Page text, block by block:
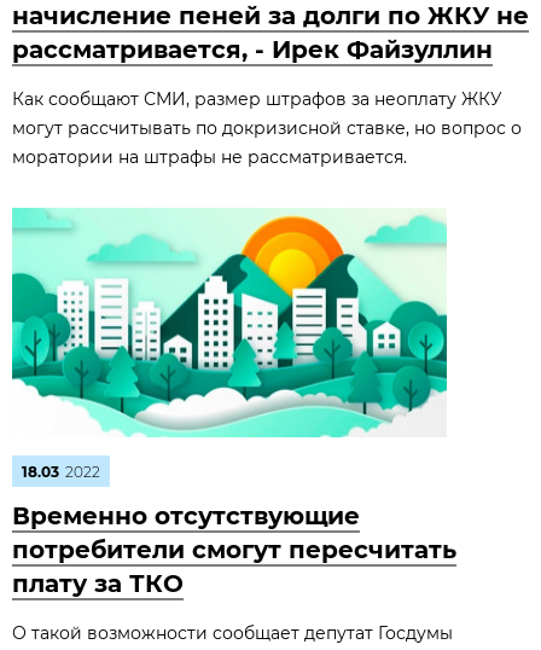
начисление пеней за долги по ЖКУ не
рассматривается, - Ирек Файзуллин
Как сообщают СМИ, размер штрафов за неоплату ЖКУ
могут рассчитывать по докризисной ставке, но вопрос о
моратории на штрафы не рассматривается.
18.03 2022
Временно отсутствующие
потребители смогут пересчитать
плату за ТКО
О такой возможности сообщает депутат Госдумы